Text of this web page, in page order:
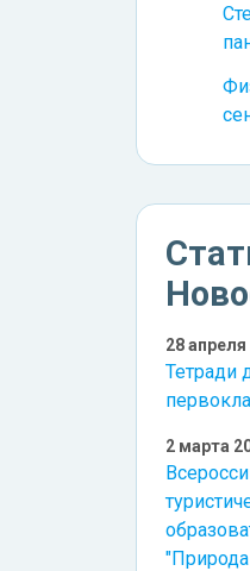
28 апреля
Тетради
2 марта